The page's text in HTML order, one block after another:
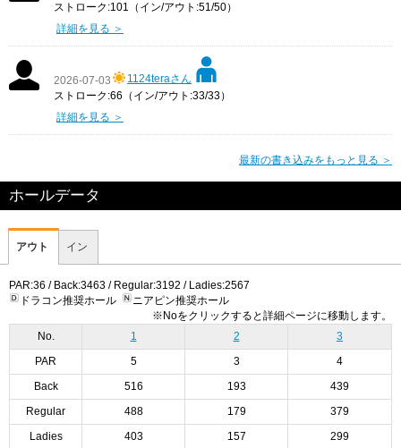
ストローク:101（イン/アウト:51/50）
詳細を見る ＞
2026-07-03
1124teraさん
ストローク:66（イン/アウト:33/33）
詳細を見る ＞
最新の書き込みをもっと見る ＞
ホールデータ
アウト イン
PAR:36 / Back:3463 / Regular:3192 / Ladies:2567
ドラコン推奨ホール
ニアピン推奨ホール
※Noをクリックすると詳細ページに移動します。
No.
1 2 3
PAR 5 3 4
Back 516 193 439
Regular 488 179 379
Ladies 403 157 299